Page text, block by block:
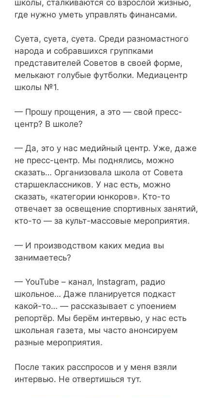
школы, сталкиваются со взрослой жизнью,
где нужно уметь управлять финансами.
Суета, суета, суета. Среди разномастного
народа и собравшихся группками
представителей Советов в своей форме,
мелькают голубые футболки. Медиацентр
школы №1.
— Прошу прощения, а это — свой пресс-
центр? В школе?
— Да, это у нас медийный центр. Уже, даже
не пресс-центр. Мы поднялись, можно
сказать… Организовала школа от Совета
старшеклассников. У нас есть, можно
сказать, «категории юнкоров». Кто-то
отвечает за освещение спортивных занятий,
кто-то — за культ-массовые мероприятия.
— И производством каких медиа вы
занимаетесь?
— YouTube – канал, Instagram, радио
школьное… Даже планируется подкаст
какой-то… — рассказывает с упоением
репортёр. Мы берём интервью, у нас есть
школьная газета, мы часто анонсируем
разные мероприятия.
После таких расспросов и у меня взяли
интервью. Не отвертишься тут.